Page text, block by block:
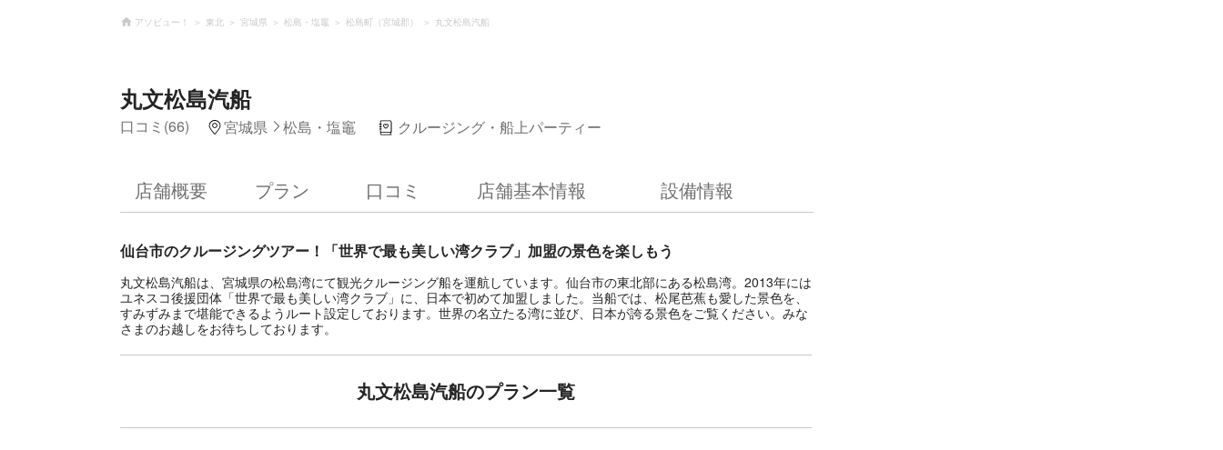
アソビュー！ 東北 宮城県 松島・塩竈 松島町（宮城郡） 丸文松島汽船
丸文松島汽船
口コミ(66) 宮城県 松島・塩竈 クルージング・船上パーティー
店舗概要 プラン 口コミ 店舗基本情報 設備情報
仙台市のクルージングツアー！「世界で最も美しい湾クラブ」加盟の景色を楽しもう
丸文松島汽船は、宮城県の松島湾にて観光クルージング船を運航しています。仙台市の東北部にある松島湾。2013年には
ユネスコ後援団体「世界で最も美しい湾クラブ」に、日本で初めて加盟しました。当船では、松尾芭蕉も愛した景色を、
すみずみまで堪能できるようルート設定しております。世界の名立たる湾に並び、日本が誇る景色をご覧ください。みな
さまのお越しをお待ちしております。
丸文松島汽船のプラン一覧